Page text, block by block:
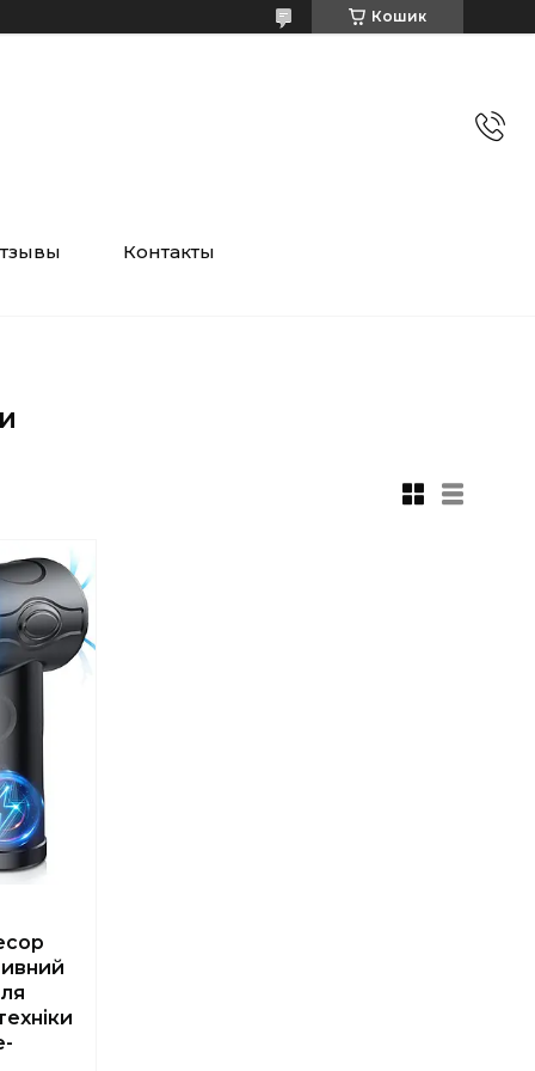
Кошик
Контакты